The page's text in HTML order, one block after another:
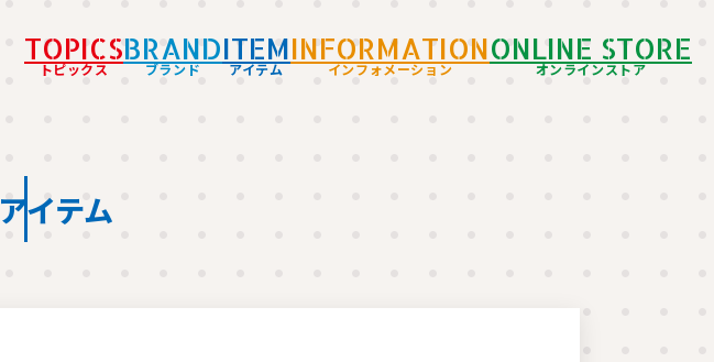
TOPICS
トピックス
BRAND
ブランド
ITEM
アイテム
INFORMATION
インフォメーション
ONLINE STORE
オンラインストア
アイテム